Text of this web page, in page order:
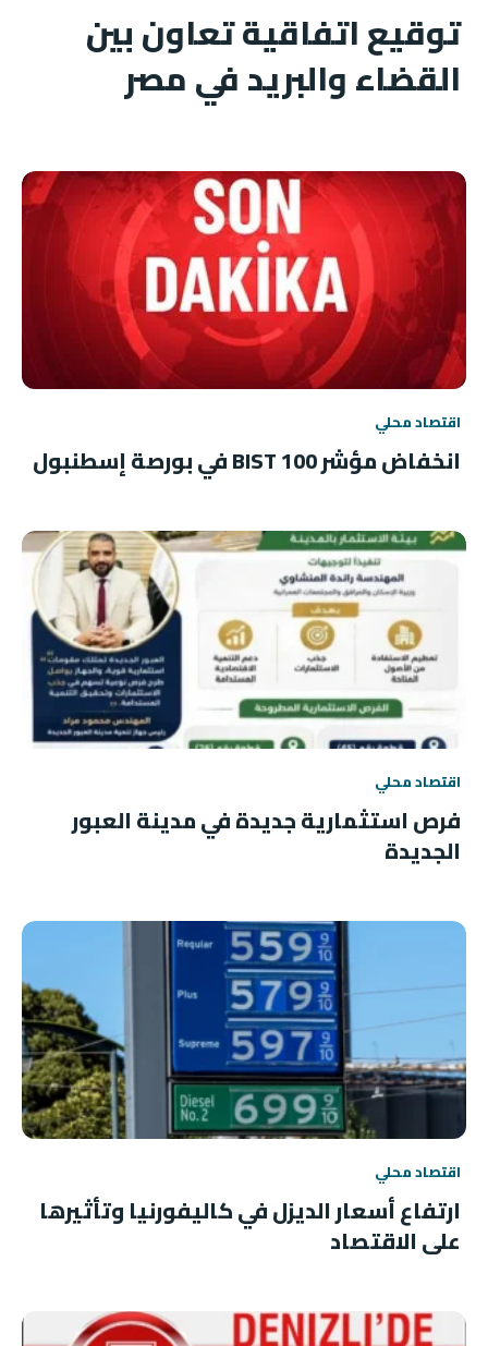
توقيع اتفاقية تعاون بين
القضاء والبريد في مصر
اقتصاد محلي
انخفاض مؤشر BIST 100 في بورصة إسطنبول
اقتصاد محلي
فرص استثمارية جديدة في مدينة العبور
الجديدة
اقتصاد محلي
ارتفاع أسعار الديزل في كاليفورنيا وتأثيرها
على الاقتصاد